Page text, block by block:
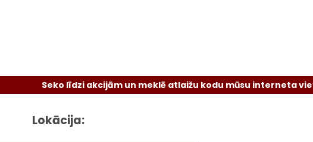
Seko līdzi akcijām un meklē atlaižu kodu mūsu interneta vietnē
Lokācija: